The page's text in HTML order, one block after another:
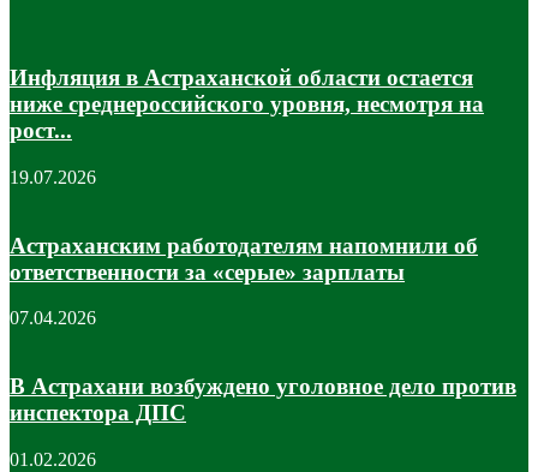
Инфляция в Астраханской области остается
ниже среднероссийского уровня, несмотря на
рост...
19.07.2026
Астраханским работодателям напомнили об
ответственности за «серые» зарплаты
07.04.2026
В Астрахани возбуждено уголовное дело против
инспектора ДПС
01.02.2026